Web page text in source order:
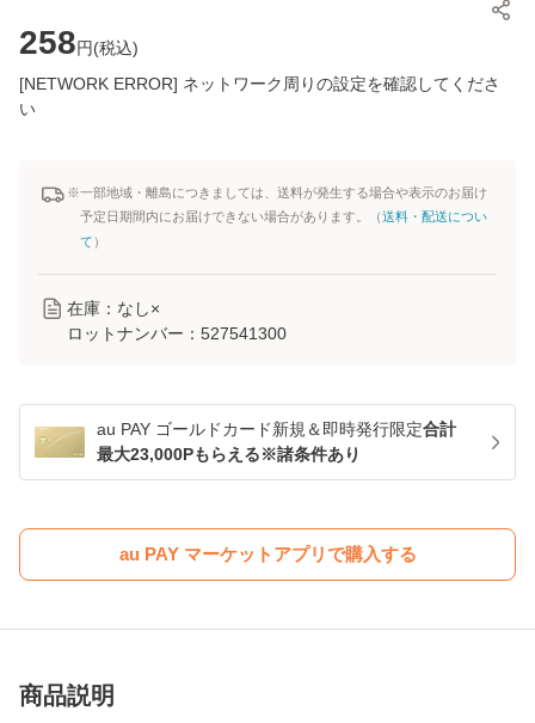
258円(税込)
[NETWORK ERROR] ネットワーク周りの設定を確認してくださ
い
※一部地域・離島につきましては、送料が発生する場合や表示のお届け
予定日期間内にお届けできない場合があります。（送料・配送につい
て ）
在庫：なし×
ロットナンバー： 527541300
au PAY ゴールドカード新規＆即時発行限定合計
最大23,000Pもらえる※諸条件あり
au PAY マーケットアプリで購入する
商品説明